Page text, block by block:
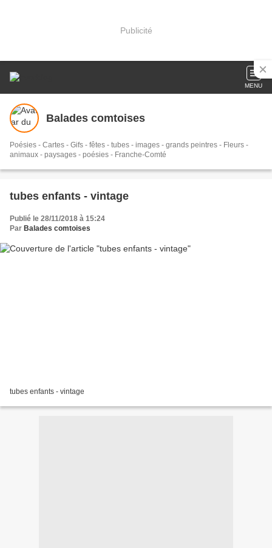
Publicité
MENU
Balades comtoises
Poésies - Cartes - Gifs - fêtes - tubes - images - grands peintres - Fleurs -
animaux - paysages - poésies - Franche-Comté
tubes enfants - vintage
Publié le 28/11/2018 à 15:24
Par Balades comtoises
tubes enfants - vintage